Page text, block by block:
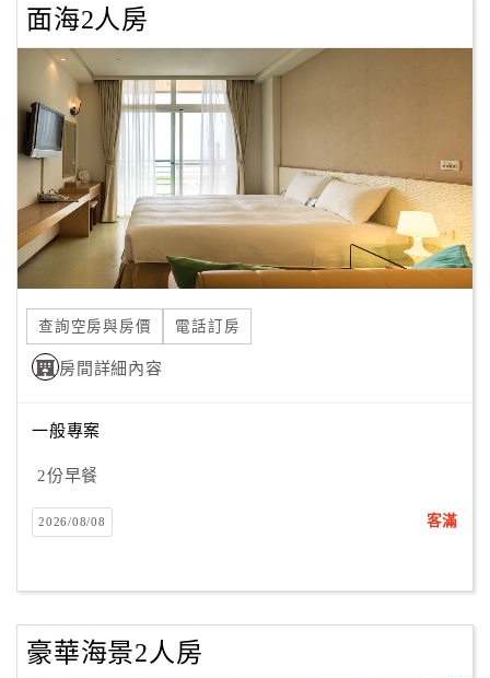
聯
Line
線
上
客
服
紅
利
查
訂
房
Q&A
旅
卡
面海2人房
查詢空房與房價 電話訂房
房間詳細內容
一般專案
2份早餐
2026/08/08 客滿
豪華海景2人房